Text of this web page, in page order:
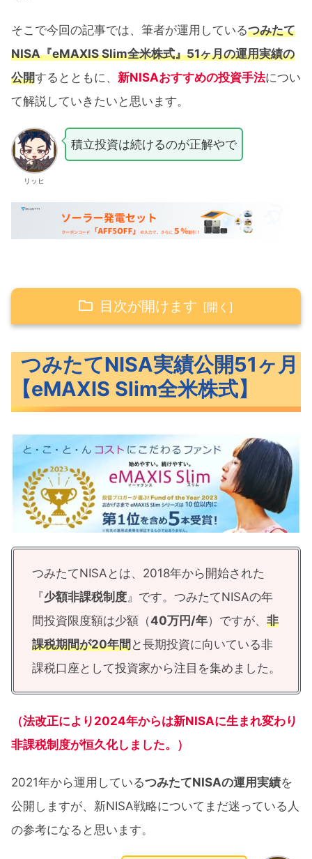
そこで今回の記事では、筆者が運用しているつみたて
NISA『eMAXIS Slim全米株式』51ヶ月の運用実績の
公開するとともに、 新NISAおすすめの投資手法につい
て解説していきたいと思います。
リッヒ
積立投資は続けるのが正解やで
目次が開けます
Slim全米株式】
eMAXIS Slim全米株式（S&P500）
つみたてNISA人気銘柄ランキング
分散投資ができるインデックスファン
ドが人気
つみたてNISAにおすすめな銘柄
新NISAおすすめの投資手法
積立投資はこれまで通り継続する
積立金額は無理なくマイペースに
クレカ積立が上限10万円までアップ
余剰資金が豊富な人は一括投資も
つみたてNISA実績公開51ヶ月
【eMAXIS Slim全米株式】
つみたてNISAとは、2018年から開始された
『少額非課税制度』です。つみたてNISAの年
間投資限度額は少額（40万円/年）ですが、 非
課税期間が20年間と長期投資に向いている非
課税口座として投資家から注目を集めました。
（法改正により2024年からは新NISAに生まれ変わり
非課税制度が恒久化しました。）
2021年から運用しているつみたてNISAの運用実績を
公開しますが、新NISA戦略についてまだ迷っている人
の参考になると思います。